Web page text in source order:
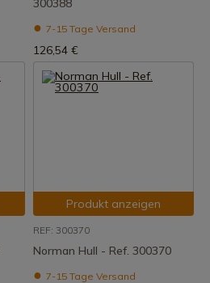
300388
7-15 Tage Versand
126,54 €
Produkt anzeigen
REF: 300370
Norman Hull - Ref. 300370
7-15 Tage Versand